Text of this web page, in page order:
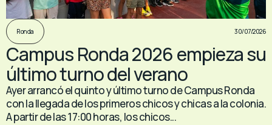
Ronda 30/07/2026
Campus Ronda 2026 empieza su
último turno del verano
Ayer arrancó el quinto y último turno de Campus Ronda
con la llegada de los primeros chicos y chicas a la colonia.
A partir de las 17:00 horas, los chicos...